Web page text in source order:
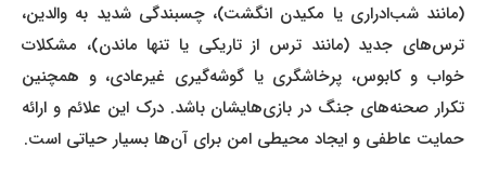
(مانند شب‌ادراری یا مکیدن انگشت)، چسبندگی شدید به والدین،
ترس‌های جدید (مانند ترس از تاریکی یا تنها ماندن)، مشکلات
خواب و کابوس، پرخاشگری یا گوشه‌گیری غیرعادی، و همچنین
تکرار صحنه‌های جنگ در بازی‌هایشان باشد. درک این علائم و ارائه
حمایت عاطفی و ایجاد محیطی امن برای آن‌ها بسیار حیاتی است.